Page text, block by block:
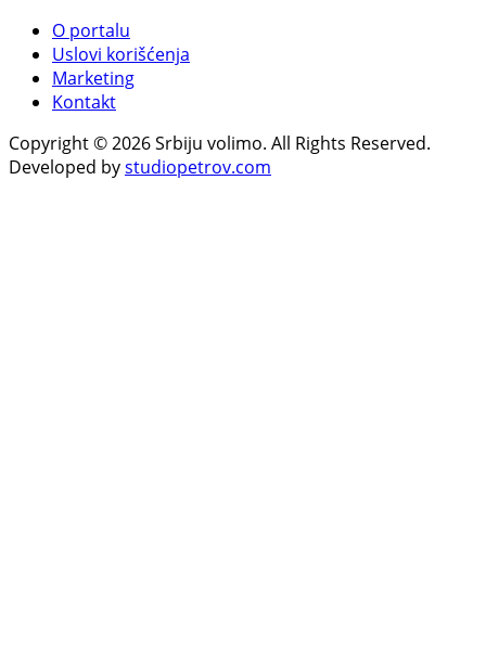
O portalu
Uslovi korišćenja
Marketing
Kontakt
Copyright © 2026 Srbiju volimo. All Rights Reserved.
Developed bystudiopetrov.com